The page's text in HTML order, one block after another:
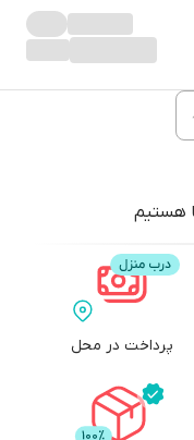
هستیم
پرداخت در محل